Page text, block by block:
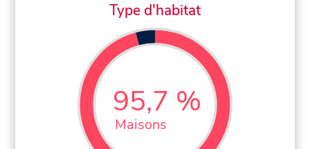
Type d'habitat
95,7 %
Maisons